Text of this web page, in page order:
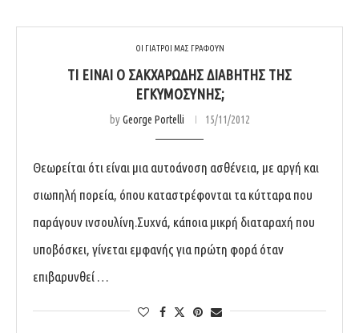
ΟΙ ΓΙΑΤΡΟΙ ΜΑΣ ΓΡΑΦΟΥΝ
ΤΙ ΕΊΝΑΙ Ο ΣΑΚΧΑΡΏΔΗΣ ΔΙΑΒΉΤΗΣ ΤΗΣ
ΕΓΚΥΜΟΣΎΝΗΣ;
byGeorge Portelli 15/11/2012
Θεωρείται ότι είναι μια αυτοάνοση ασθένεια, με αργή και
σιωπηλή πορεία, όπου καταστρέφονται τα κύτταρα που
παράγουν ινσουλίνη.Συχνά, κάποια μικρή διαταραχή που
υποβόσκει, γίνεται εμφανής για πρώτη φορά όταν
επιβαρυνθεί …